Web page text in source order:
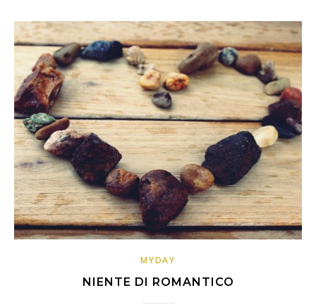
MYDAY
NIENTE DI ROMANTICO